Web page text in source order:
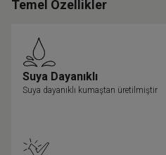
Temel Özellikler
Suya Dayanıklı
Suya dayanıklı kumaştan üretilmiştir